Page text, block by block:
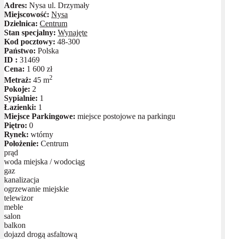
Adres: Nysa ul. Drzymały
Miejscowość: Nysa
Dzielnica: Centrum
Stan specjalny: Wynajęte
Kod pocztowy: 48-300
Państwo: Polska
ID : 31469
Cena: 1 600 zł
Metraż: 45 m2
Pokoje: 2
Sypialnie: 1
Łazienki: 1
Miejsce Parkingowe: miejsce postojowe na parkingu
Piętro: 0
Rynek: wtórny
Położenie: Centrum
prąd
woda miejska / wodociąg
gaz
kanalizacja
ogrzewanie miejskie
telewizor
meble
salon
balkon
dojazd drogą asfaltową